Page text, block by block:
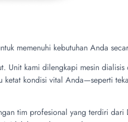
memenuhi kebutuhan Anda
Unit kami dilengkapi mesin
ketat kondisi vital Anda—seperti
tim profesional yang terdiri dari